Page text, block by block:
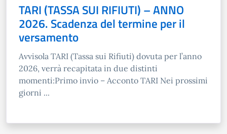
TARI (TASSA SUI RIFIUTI) – ANNO
2026. Scadenza del termine per il
versamento
Avvisola TARI (Tassa sui Rifiuti) dovuta per l’anno
2026, verrà recapitata in due distinti
momenti:Primo invio – Acconto TARI Nei prossimi
giorni ...